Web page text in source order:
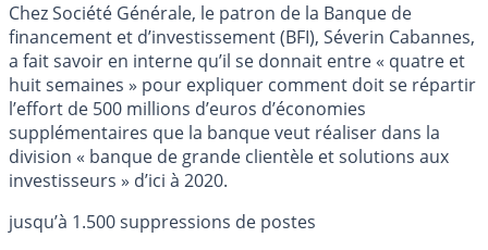
Chez Société Générale, le patron de la Banque de
financement et d’investissement (BFI), Séverin Cabannes,
a fait savoir en interne qu’il se donnait entre « quatre et
huit semaines » pour expliquer comment doit se répartir
l’effort de 500 millions d’euros d’économies
supplémentaires que la banque veut réaliser dans la
division « banque de grande clientèle et solutions aux
investisseurs » d’ici à 2020.
jusqu’à 1.500 suppressions de postes